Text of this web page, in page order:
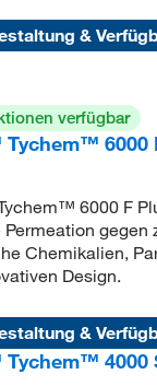
&
verfügbar
6000
6000 F
Chemikalien,
Design.
&
4000